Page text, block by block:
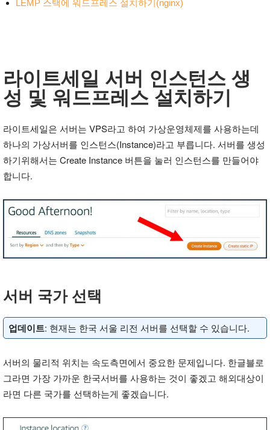
LEMP 스택에 워드프레스 설치하기(nginx)
라이트세일 서버 인스턴스 생
성 및 워드프레스 설치하기
라이트세일은 서버는 VPS라고 하여 가상운영체제를 사용하는데
하나의 가상서버를 인스턴스(Instance)라고 부릅니다. 서버를 생성
하기위해서는 Create Instance 버튼을 눌러 인스턴스를 만들어야
합니다.
서버 국가 선택
업데이트: 현재는 한국 서울 리전 서버를 선택할 수 있습니다.
서버의 물리적 위치는 속도측면에서 중요한 문제입니다. 한글블로
그라면 가장 가까운 한국서버를 사용하는 것이 좋겠고 해외대상이
라면 다른 국가를 선택하는게 좋겠습니다.